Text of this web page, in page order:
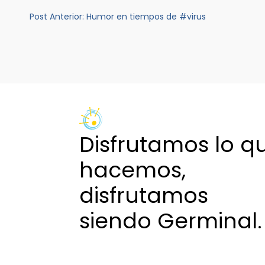
Navegación
Post Anterior: Humor en tiempos de #virus
Disfrutamos lo
hacemos,
disfrutamos
siendo Germinal.